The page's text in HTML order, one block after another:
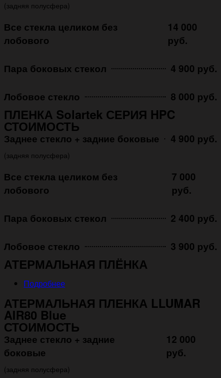
(задняя полусфера)
Все стекла целиком без
лобового
14 000
руб.
Пара боковых стекол 4 900 руб.
Лобовое стекло 8 000 руб.
ПЛЕНКА Solartek СЕРИЯ HPC
СТОИМОСТЬ
Заднее стекло + задние боковые 4 900 руб.
(задняя полусфера)
Все стекла целиком без
лобового
7 000
руб.
Пара боковых стекол 2 400 руб.
Лобовое стекло 3 900 руб.
АТЕРМАЛЬНАЯ ПЛЁНКА
Подробнее
АТЕРМАЛЬНАЯ ПЛЕНКА LLUMAR
AIR80 Blue
СТОИМОСТЬ
Заднее стекло + задние
боковые
12 000
руб.
(задняя полусфера)